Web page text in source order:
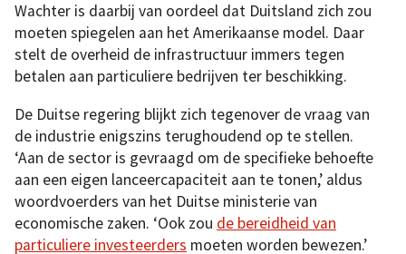
Wachter is daarbij van oordeel dat Duitsland zich zou
moeten spiegelen aan het Amerikaanse model. Daar
stelt de overheid de infrastructuur immers tegen
betalen aan particuliere bedrijven ter beschikking.
De Duitse regering blijkt zich tegenover de vraag van
de industrie enigszins terughoudend op te stellen.
‘Aan de sector is gevraagd om de specifieke behoefte
aan een eigen lanceercapaciteit aan te tonen,’ aldus
woordvoerders van het Duitse ministerie van
economische zaken. ‘Ook zou de bereidheid van
particuliere investeerders moeten worden bewezen.’